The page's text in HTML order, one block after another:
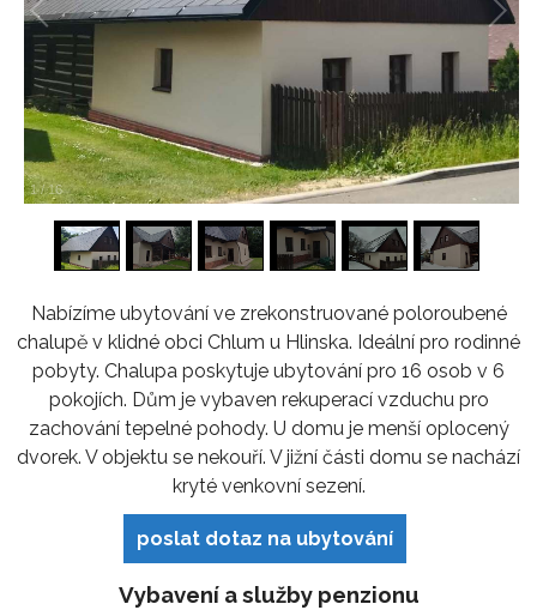
1/16
Nabízíme ubytování ve zrekonstruované poloroubené
chalupě v klidné obci Chlum u Hlinska. Ideální pro rodinné
pobyty. Chalupa poskytuje ubytování pro 16 osob v 6
pokojích. Dům je vybaven rekuperací vzduchu pro
zachování tepelné pohody. U domu je menší oplocený
dvorek. V objektu se nekouří. V jižní části domu se nachází
kryté venkovní sezení.
poslat dotaz na ubytování
Vybavení a služby penzionu